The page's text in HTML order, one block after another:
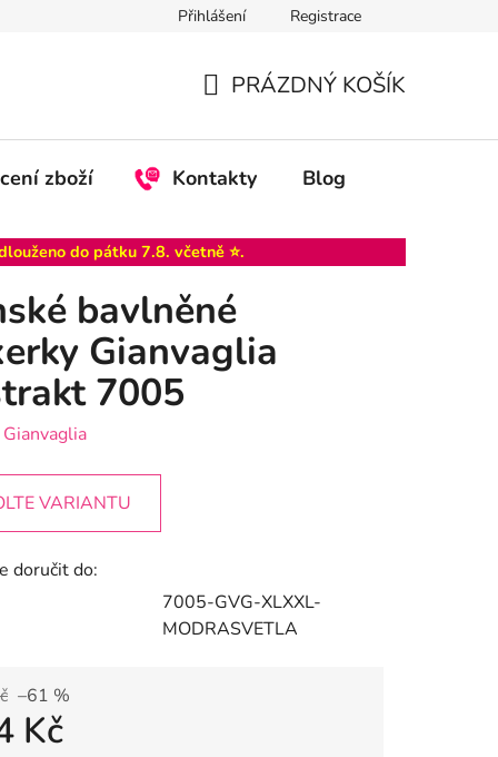
Přihlášení Registrace
KOŠÍK
PRÁZDNÝ KOŠÍK
zboží Kontakty Blog
do pátku 7.8. včetně ⭐.
bavlněné
Gianvaglia
7005
Gianvaglia
VARIANTU
doručit do:
7005-GVG-XLXXL-
MODRASVETLA
–61 %
Kč